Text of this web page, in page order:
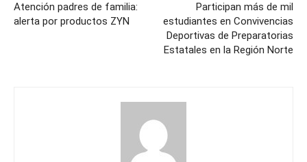
Atención padres de familia:
alerta por productos ZYN
Participan más de mil
estudiantes en Convivencias
Deportivas de Preparatorias
Estatales en la Región Norte